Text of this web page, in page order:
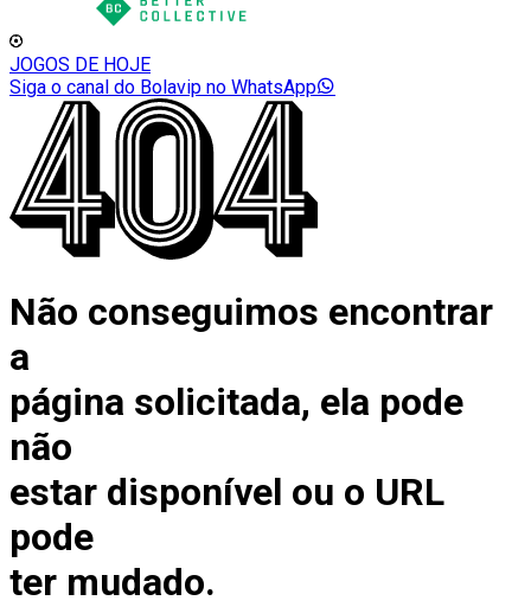
JOGOS DE HOJE
Siga o canal do Bolavip no WhatsApp
Não conseguimos encontrar
a
página solicitada, ela pode
não
estar disponível ou o URL
pode
ter mudado.